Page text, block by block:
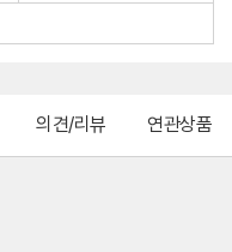
의견/리뷰 연관상품